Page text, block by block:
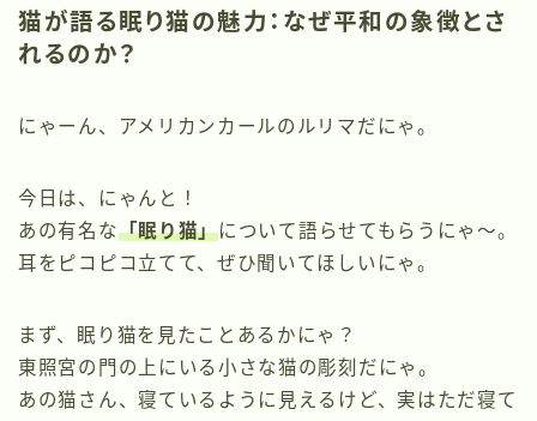
猫が語る眠り猫の魅力：なぜ平和の象徴とさ
れるのか？
にゃーん、アメリカンカールのルリマだにゃ。
今日は、にゃんと！
あの有名な「眠り猫」について語らせてもらうにゃ～。
耳をピコピコ立てて、ぜひ聞いてほしいにゃ。
まず、眠り猫を見たことあるかにゃ？
東照宮の門の上にいる小さな猫の彫刻だにゃ。
あの猫さん、寝ているように見えるけど、実はただ寝て